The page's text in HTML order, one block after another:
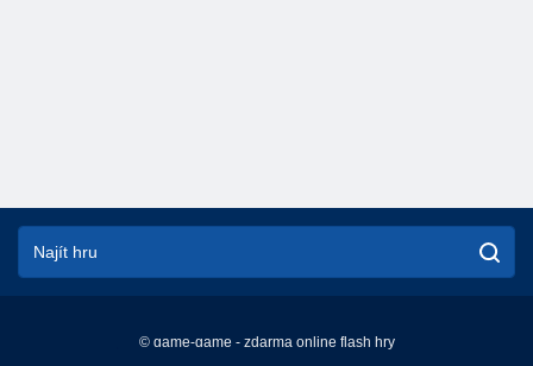
© game-game - zdarma online flash hry